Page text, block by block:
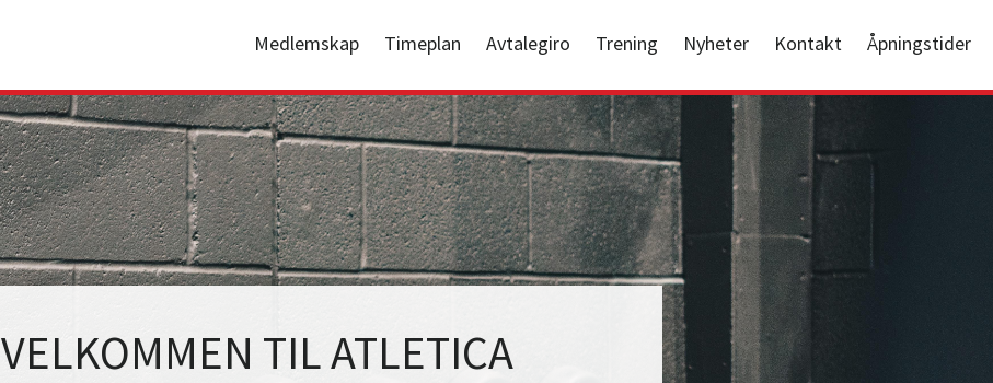
Medlemskap Timeplan Avtalegiro Trening Nyheter Kontakt Åpningstider
VELKOMMEN TIL ATLETICA